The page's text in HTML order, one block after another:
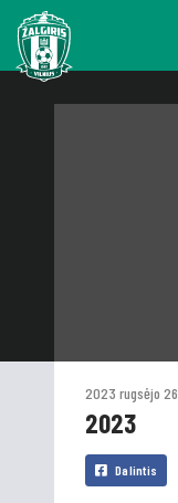
2023 rugsėjo 26
2023
Dalintis